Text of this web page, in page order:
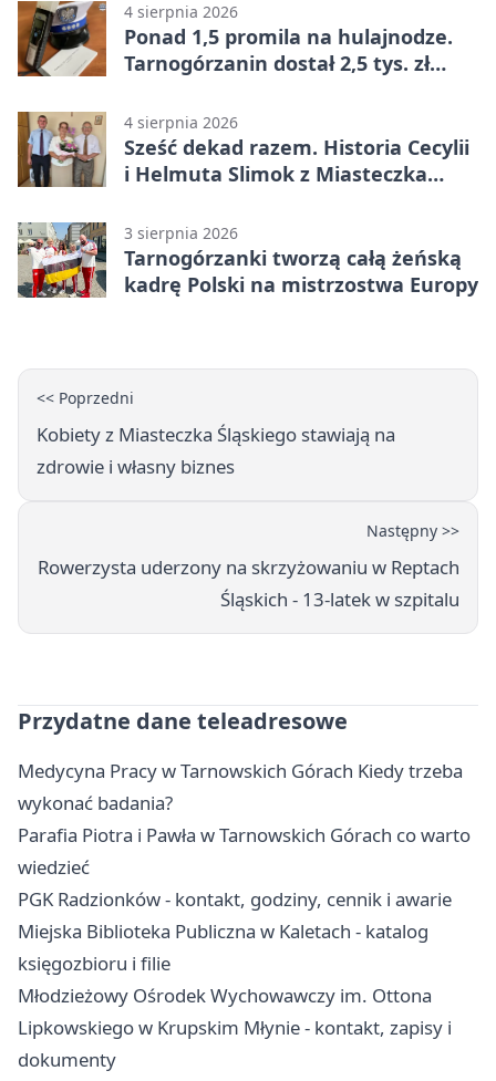
4 sierpnia 2026
Ponad 1,5 promila na hulajnodze.
Tarnogórzanin dostał 2,5 tys. zł
4 sierpnia 2026
Sześć dekad razem. Historia Cecylii
i Helmuta Slimok z Miasteczka
3 sierpnia 2026
Tarnogórzanki tworzą całą żeńską
kadrę Polski na mistrzostwa Europy
<< Poprzedni
Kobiety z Miasteczka Śląskiego stawiają na
zdrowie i własny biznes
Następny >>
Rowerzysta uderzony na skrzyżowaniu w Reptach
Śląskich - 13-latek w szpitalu
Przydatne dane teleadresowe
Medycyna Pracy w Tarnowskich Górach Kiedy trzeba
wykonać badania?
Parafia Piotra i Pawła w Tarnowskich Górach co warto
wiedzieć
PGK Radzionków - kontakt, godziny, cennik i awarie
Miejska Biblioteka Publiczna w Kaletach - katalog
księgozbioru i filie
Młodzieżowy Ośrodek Wychowawczy im. Ottona
Lipkowskiego w Krupskim Młynie - kontakt, zapisy i
dokumenty